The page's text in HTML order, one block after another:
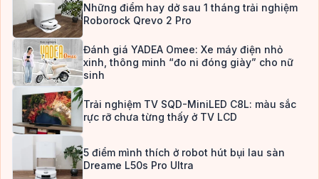
Những điểm hay dở sau 1 tháng trải nghiệm
Roborock Qrevo 2 Pro
Đánh giá YADEA Omee: Xe máy điện nhỏ
xinh, thông minh “đo ni đóng giày” cho nữ
sinh
Trải nghiệm TV SQD-MiniLED C8L: màu sắc
rực rỡ chưa từng thấy ở TV LCD
5 điểm mình thích ở robot hút bụi lau sàn
Dreame L50s Pro Ultra